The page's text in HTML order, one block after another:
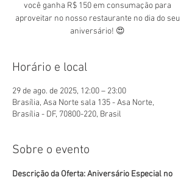
você ganha R$ 150 em consumação para
aproveitar no nosso restaurante no dia do seu
aniversário! 😍
Horário e local
29 de ago. de 2025, 12:00 – 23:00
Brasília, Asa Norte sala 135 - Asa Norte,
Brasília - DF, 70800-220, Brasil
Sobre o evento
Descrição da Oferta: Aniversário Especial no